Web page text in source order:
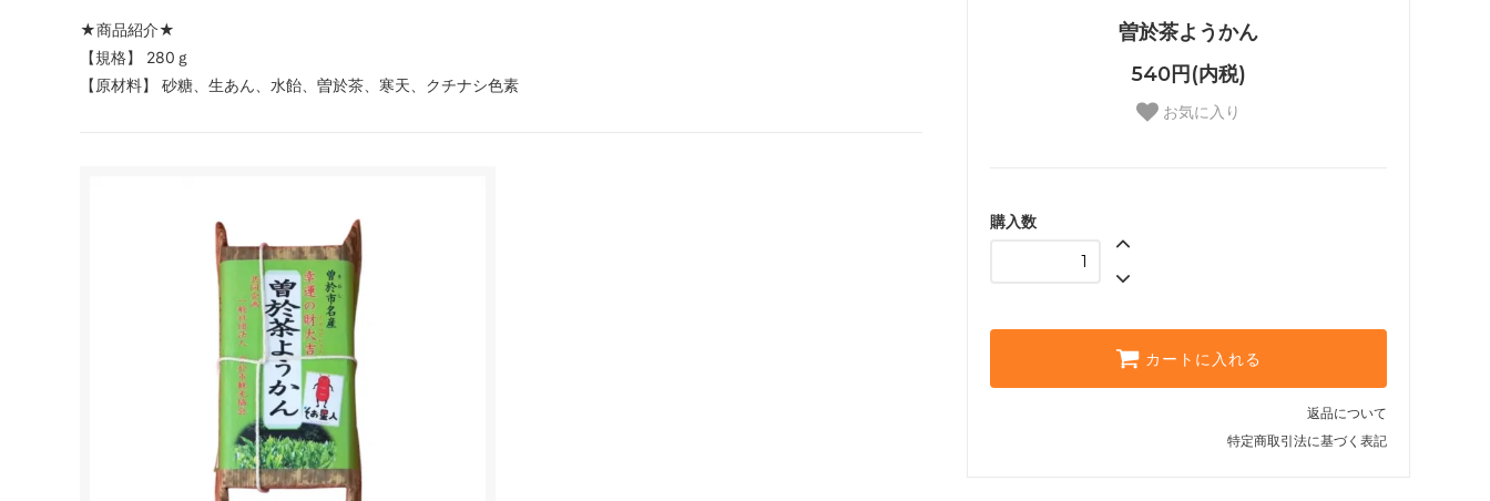
曽於茶ようかん
540円(内税)
お気に入り
購入数
カートに入れる
返品について
特定商取引法に基づく表記
★商品紹介★
【規格】 280ｇ
【原材料】 砂糖、生あん、水飴、曽於茶、寒天、クチナシ色素